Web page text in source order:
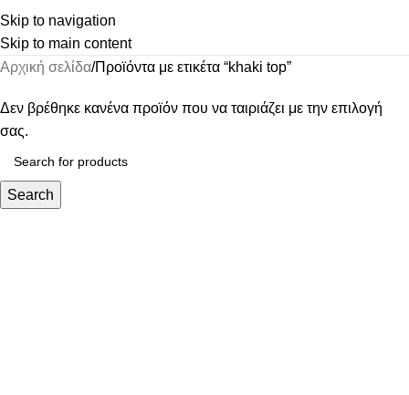
Skip to navigation
Skip to main content
Αρχική σελίδα Προϊόντα με ετικέτα “khaki top”
Δεν βρέθηκε κανένα προϊόν που να ταιριάζει με την επιλογή
σας.
Search